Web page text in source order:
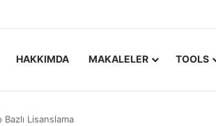
Security Update Yayımlandı
HAKKIMDA MAKALELER TOOLS
Lisanslama